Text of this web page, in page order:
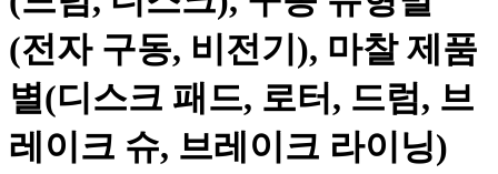
(전자 구동, 비전기), 마찰 제품
별(디스크 패드, 로터, 드럼, 브
레이크 슈, 브레이크 라이닝)